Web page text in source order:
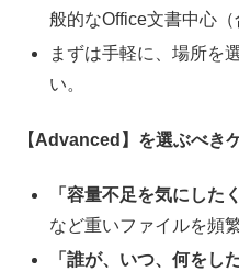
般的なOffice文書中心（
まずは手軽に、場所を
い。
【Advanced】を選ぶべき
「容量不足を気にした
など重いファイルを頻
「誰が、いつ、何をし